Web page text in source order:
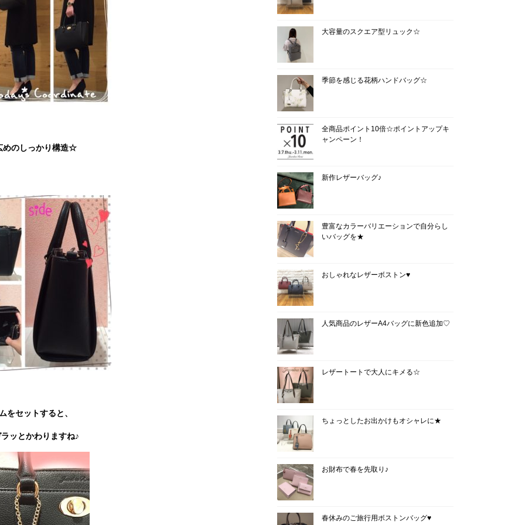
めのしっかり構造☆
をセットすると、
ッとかわりますね♪
大容量のスクエア型リュック☆
季節を感じる花柄ハンドバッグ☆
全商品ポイント10倍☆ポイントアップキ
ャンペーン！
新作レザーバッグ♪
豊富なカラーバリエーションで自分らし
いバッグを★
おしゃれなレザーボストン♥
人気商品のレザーA4バッグに新色追加♡
レザートートで大人にキメる☆
ちょっとしたお出かけもオシャレに★
お財布で春を先取り♪
春休みのご旅行用ボストンバッグ♥